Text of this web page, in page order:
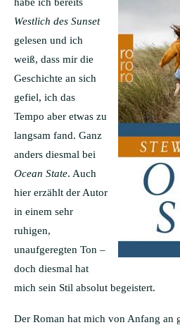
Westlich des Sunset
gelesen und ich
weiß, dass mir die
Geschichte an sich
gefiel, ich das
Tempo aber etwas zu
langsam fand. Ganz
anders diesmal bei
Ocean State. Auch
hier erzählt der Autor
in einem sehr
ruhigen,
unaufgeregten Ton –
doch diesmal hat
mich sein Stil absolut begeistert.
Der Roman hat mich von Anfang an